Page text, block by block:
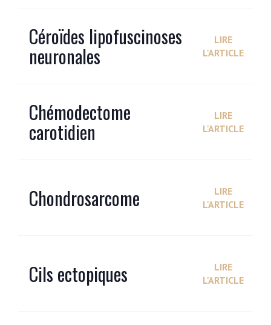
Céroïdes lipofuscinoses
neuronales
LIRE
L'ARTICLE
Chémodectome
carotidien
LIRE
L'ARTICLE
Chondrosarcome
LIRE
L'ARTICLE
Cils ectopiques
LIRE
L'ARTICLE